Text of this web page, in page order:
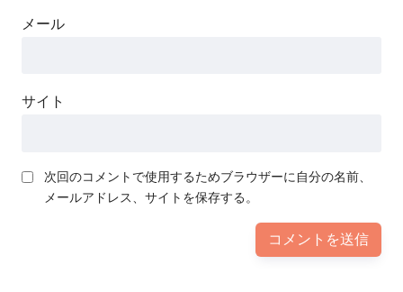
メール
サイト
次回のコメントで使用するためブラウザーに自分の名前、
メールアドレス、サイトを保存する。